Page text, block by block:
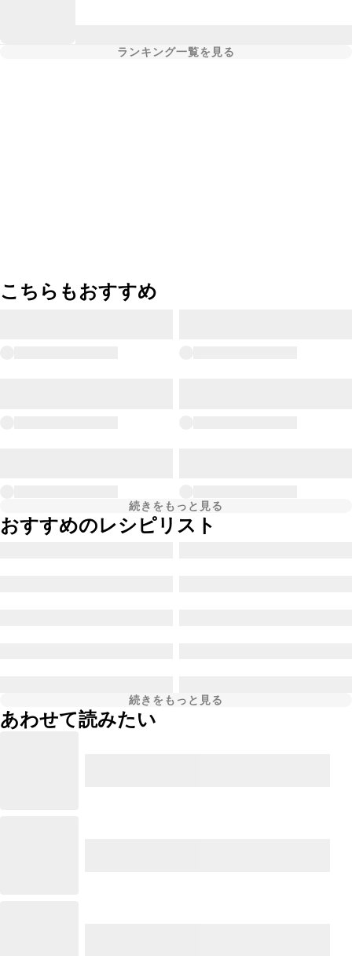
ランキング一覧を見る
こちらもおすすめ
続きをもっと見る
おすすめのレシピリスト
続きをもっと見る
あわせて読みたい